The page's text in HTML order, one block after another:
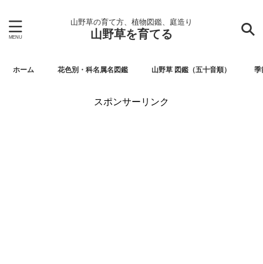
山野草の育て方、植物図鑑、庭造り
山野草を育てる
ホーム 花色別・科名属名図鑑 山野草 図鑑（五十音順） 季
スポンサーリンク